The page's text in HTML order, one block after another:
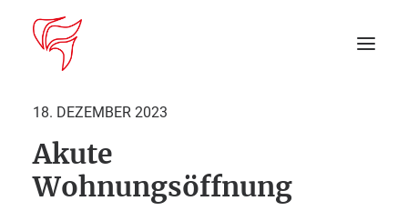
Aktuelles
18. DEZEMBER 2023
Akute
Wohnungsöffnung